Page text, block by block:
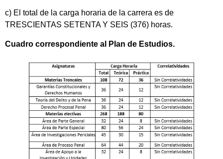
c) El total de la carga horaria de la carrera es de
TRESCIENTAS SETENTA Y SEIS (376) horas.
Cuadro correspondiente al Plan de Estudios.